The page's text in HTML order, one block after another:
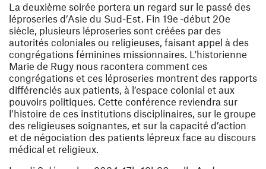
La deuxième soirée portera un regard sur le passé des
léproseries d’Asie du Sud-Est. Fin 19e -début 20e
siècle, plusieurs léproseries sont créées par des
autorités coloniales ou religieuses, faisant appel à des
congrégations féminines missionnaires. L'historienne
Marie de Rugy nous racontera comment ces
congrégations et ces léproseries montrent des rapports
différenciés aux patients, à l’espace colonial et aux
pouvoirs politiques. Cette conférence reviendra sur
l’histoire de ces institutions disciplinaires, sur le groupe
des religieuses soignantes, et sur la capacité d’action
et de négociation des patients lépreux face au discours
médical et religieux.